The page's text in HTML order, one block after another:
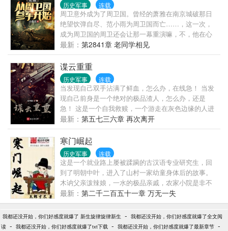
历史军事 连载
周卫意外成为了周卫国。曾经的萧雅在南京城破那日
绝望饮弹自尽、范小雨为周卫国而亡……，这一次，
成为周卫国的周卫还会让那一幕重演嘛，不，他在心
中，绝对不会让那一切在发生。他要有手中的刺刀和
枪，告诉毫无人性的日军，我华夏虽弱，但不是任谁
都能来欺辱，就算你能过来，我也要你付出惨重的的
代价。
最新： 第2841章 老同学相见
谍云重重
历史军事 连载
当发现自己双手沾满了鲜血，怎么办，在线急！ 当发
现自己前身是一个绝对的极品渣人，怎么办，还是
急！ 这是一个自我救赎，一个游走在灰色边缘的人进
行的救赎。
最新： 第五七三六章 再次离开
寒门崛起
历史军事 连载
这是一个就业路上屡被蹂躏的古汉语专业研究生，回
到了明朝中叶，进入了山村一家幼童身体后的故事。
木讷父亲泼辣娘，一水的极品亲戚，农家小院是非不
少。好在，咱有几千年的历史积淀，四书五经八股
文，专业也对口，幸又看得到气运。谁言寒门再难出
贵子。 国力上升垂拱而治； 法纪松弛，官纪慵散；
有几只奸臣，也闹点倭寇； 但总体上可以说，这是士
最新： 第二千二百五十一章 万无一失
我都还没开始，你们好感度就爆了 新生旋律旋律新生 - 我都还没开始，你们好感度就爆了全文阅
读 - 我都还没开始，你们好感度就爆了txt下载 - 我都还没开始，你们好感度就爆了最新章节 -